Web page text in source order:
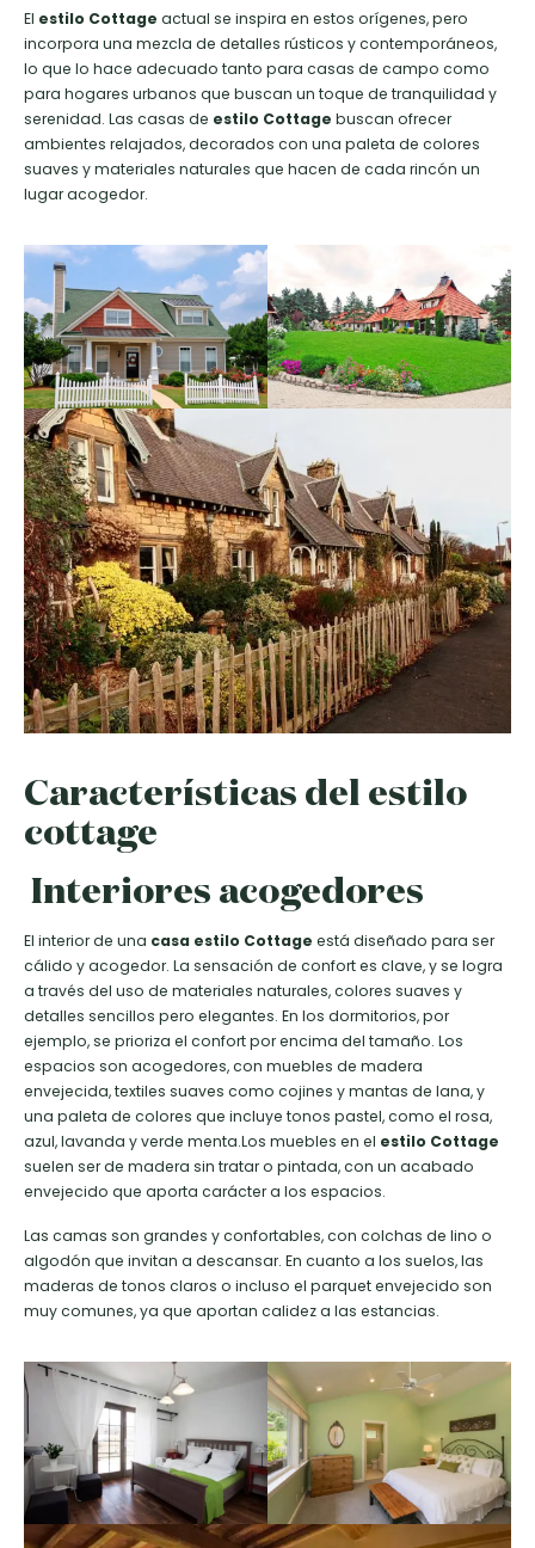
El estilo Cottage actual se inspira en estos orígenes, pero
incorpora una mezcla de detalles rústicos y contemporáneos,
lo que lo hace adecuado tanto para casas de campo como
para hogares urbanos que buscan un toque de tranquilidad y
serenidad. Las casas de estilo Cottage buscan ofrecer
ambientes relajados, decorados con una paleta de colores
suaves y materiales naturales que hacen de cada rincón un
lugar acogedor.
Características del estilo
cottage
Interiores acogedores
El interior de una casa estilo Cottage está diseñado para ser
cálido y acogedor. La sensación de confort es clave, y se logra
a través del uso de materiales naturales, colores suaves y
detalles sencillos pero elegantes. En los dormitorios, por
ejemplo, se prioriza el confort por encima del tamaño. Los
espacios son acogedores, con muebles de madera
envejecida, textiles suaves como cojines y mantas de lana, y
una paleta de colores que incluye tonos pastel, como el rosa,
azul, lavanda y verde menta.Los muebles en el estilo Cottage
suelen ser de madera sin tratar o pintada, con un acabado
envejecido que aporta carácter a los espacios.
Las camas son grandes y confortables, con colchas de lino o
algodón que invitan a descansar. En cuanto a los suelos, las
maderas de tonos claros o incluso el parquet envejecido son
muy comunes, ya que aportan calidez a las estancias.